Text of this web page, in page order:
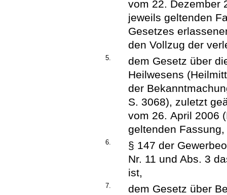
vom 22. Dezember
jeweils geltenden
Gesetzes
den Vollzug der
5.
dem Gesetz über
Heilwesens
der
S. 3068), zuletzt
vom 26. April 2006
geltenden Fassung,
6.
§ 147 der
Nr. 11 und Abs. 3
ist,
7.
dem Gesetz über